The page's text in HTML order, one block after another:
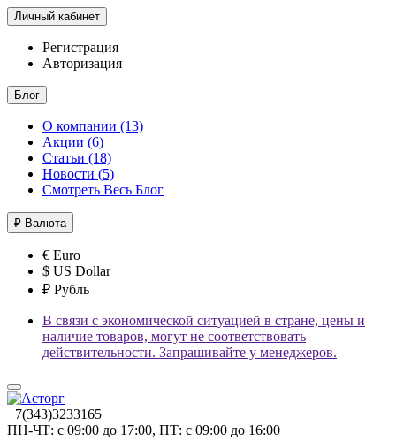
Личный кабинет
Регистрация
Авторизация
Блог
О компании (13)
Акции (6)
Статьи (18)
Новости (5)
Смотреть Весь Блог
₽ Валюта
€ Euro
$ US Dollar
₽ Рубль
В связи с экономической ситуацией в стране, цены и
наличие товаров, могут не соответствовать
действительности. Запрашивайте у менеджеров.
+7(343)3233165
ПН-ЧТ: с 09:00 до 17:00, ПТ: с 09:00 до 16:00